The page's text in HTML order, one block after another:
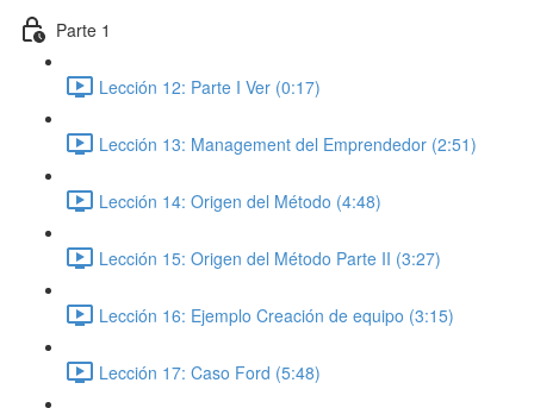
Parte 1
Lección 12: Parte I Ver (0:17)
Lección 13: Management del Emprendedor (2:51)
Lección 14: Origen del Método (4:48)
Lección 15: Origen del Método Parte II (3:27)
Lección 16: Ejemplo Creación de equipo (3:15)
Lección 17: Caso Ford (5:48)